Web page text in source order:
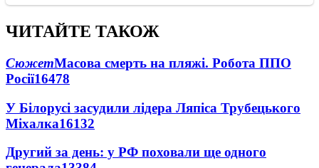
ЧИТАЙТЕ ТАКОЖ
СюжетМасова смерть на пляжі. Робота ППО
Росії16478
У Білорусі засудили лідера Ляпіса Трубецького
Міхалка16132
Другий за день: у РФ поховали ще одного